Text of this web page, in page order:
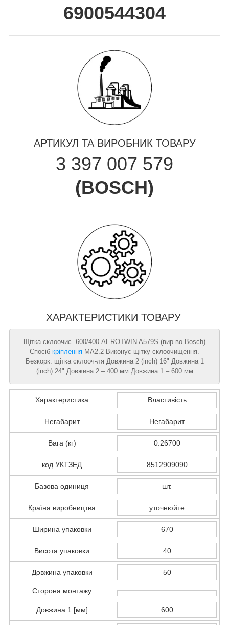
6900544304
АРТИКУЛ ТА ВИРОБНИК ТОВАРУ
3 397 007 579
(BOSCH)
ХАРАКТЕРИСТИКИ ТОВАРУ
Щітка склоочис. 600/400 AEROTWIN A579S (вир-во Bosch)
Спосіб кріплення MA2.2 Виконує щітку склоочищення.
Безкорк. щітка склооч-ля Довжина 2 (inch) 16" Довжина 1
(inch) 24" Довжина 2 – 400 мм Довжина 1 – 600 мм
Характеристика Властивість
Негабарит Негабарит
Вага (кг) 0.26700
код УКТЗЕД 8512909090
Базова одиниця шт.
Країна виробництва уточнюйте
Ширина упаковки 670
Висота упаковки 40
Довжина упаковки 50
Сторона монтажу
Довжина 1 [мм] 600